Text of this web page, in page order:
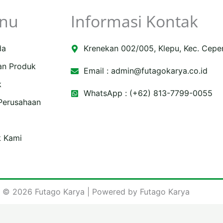
Produk
Kami
Informasi Kontak
Krenekan 002/005, Klepu, Kec.
Email : admin@futagokarya.co.id
WhatsApp : (+62) 813-7799-0055
2026 Futago Karya | Powered by Futago Karya